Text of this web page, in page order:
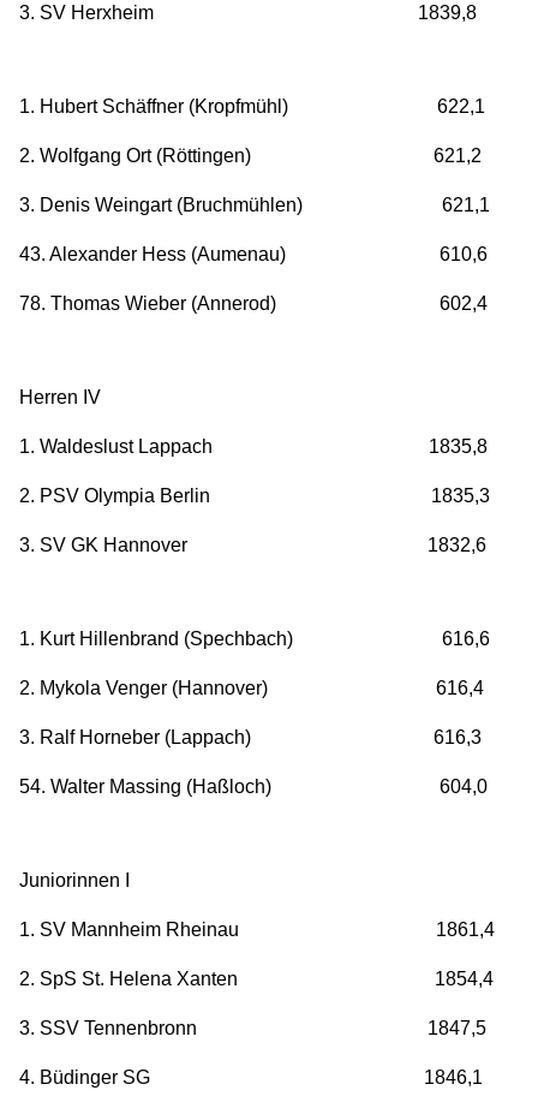
3. SV Herxheim 1839,8
1. Hubert Schäffner (Kropfmühl) 622,1
2. Wolfgang Ort (Röttingen) 621,2
3. Denis Weingart (Bruchmühlen) 621,1
43. Alexander Hess (Aumenau) 610,6
78. Thomas Wieber (Annerod) 602,4
Herren IV
1. Waldeslust Lappach 1835,8
2. PSV Olympia Berlin 1835,3
3. SV GK Hannover 1832,6
1. Kurt Hillenbrand (Spechbach) 616,6
2. Mykola Venger (Hannover) 616,4
3. Ralf Horneber (Lappach) 616,3
54. Walter Massing (Haßloch) 604,0
Juniorinnen I
1. SV Mannheim Rheinau 1861,4
2. SpS St. Helena Xanten 1854,4
3. SSV Tennenbronn 1847,5
4. Büdinger SG 1846,1